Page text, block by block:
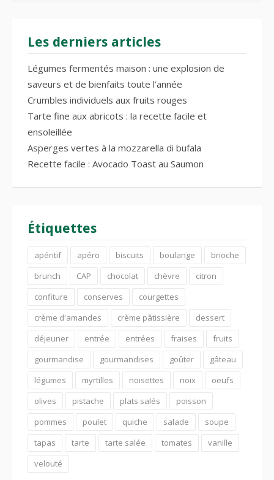
Les derniers articles
Légumes fermentés maison : une explosion de
saveurs et de bienfaits toute l’année
Crumbles individuels aux fruits rouges
Tarte fine aux abricots : la recette facile et
ensoleillée
Asperges vertes à la mozzarella di bufala
Recette facile : Avocado Toast au Saumon
Étiquettes
apéritif apéro biscuits boulange
brioche
brunch
CAP chocolat chèvre
citron
confiture
conserves
courgettes
crème d'amandes
crème pâtissière
dessert
déjeuner
entrée entrées fraises
fruits
gourmandise
gourmandises goûter
gâteau
légumes
myrtilles noisettes noix
oeufs
olives
pistache plats salés
poisson
pommes
poulet quiche salade
soupe
tapas
tarte tarte salée tomates
vanille
velouté